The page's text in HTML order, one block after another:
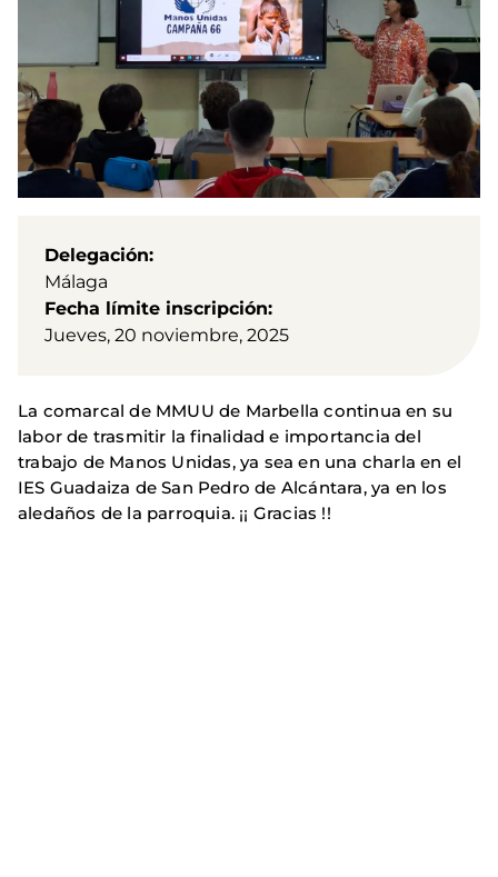
Delegación
Málaga
Fecha límite inscripción
Jueves, 20 noviembre, 2025
La comarcal de MMUU de Marbella continua en su
labor de trasmitir la finalidad e importancia del
trabajo de Manos Unidas, ya sea en una charla en el
IES Guadaiza de San Pedro de Alcántara, ya en los
aledaños de la parroquia. ¡¡ Gracias !!